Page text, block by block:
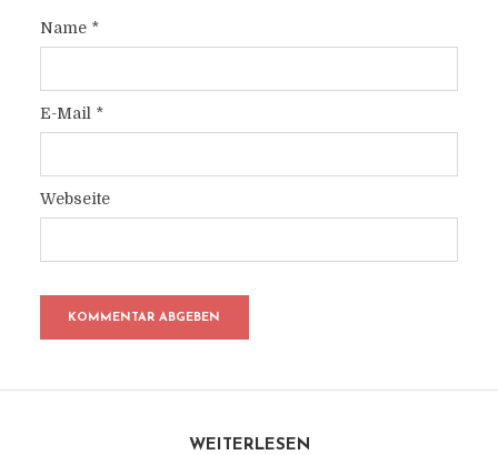
Name*
E-Mail *
Webseite
WEITERLESEN